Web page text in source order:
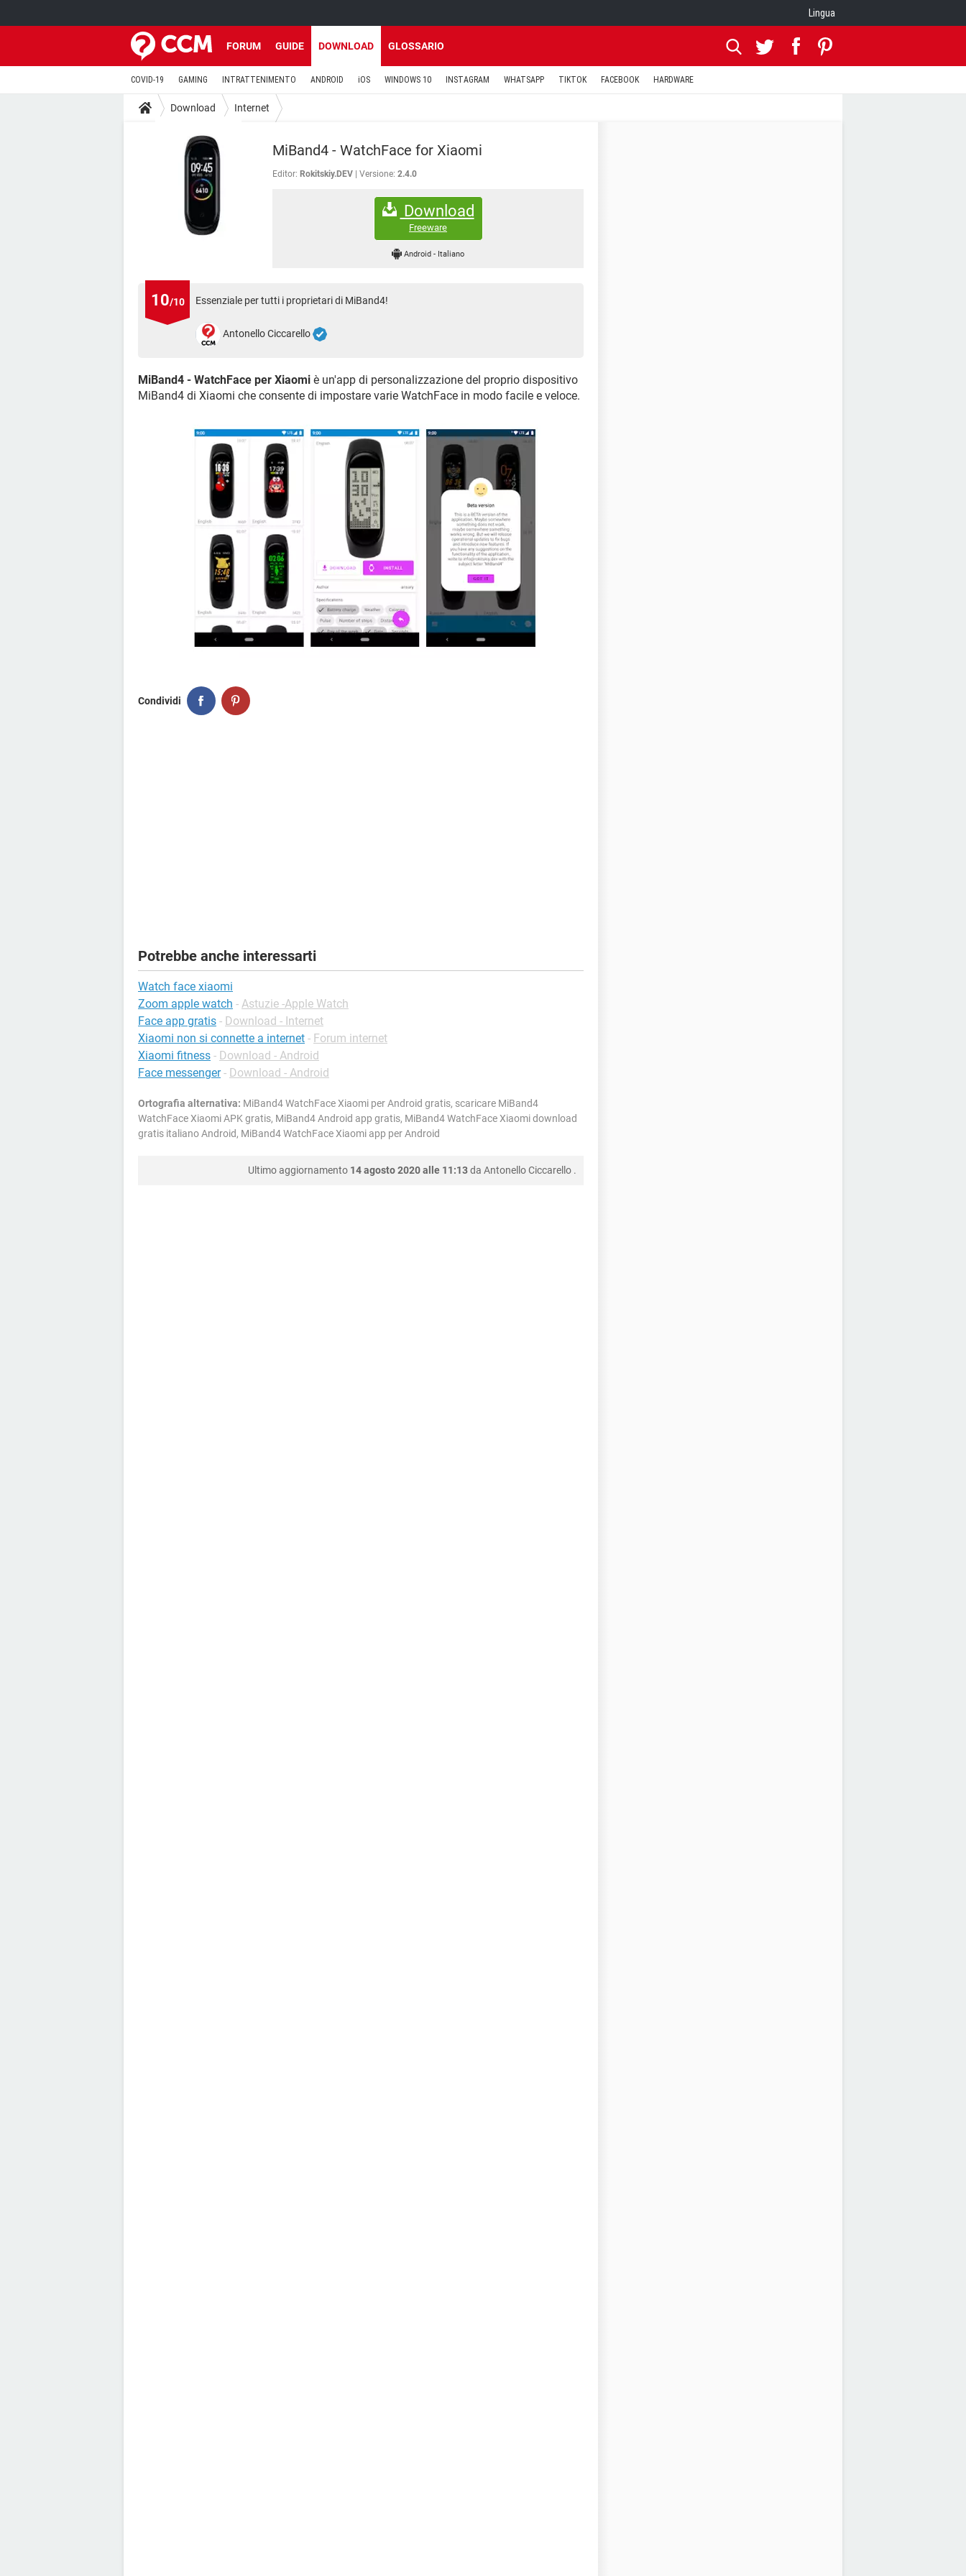
Lingua
FORUM GUIDE DOWNLOAD GLOSSARIO
COVID-19 GAMING INTRATTENIMENTO ANDROID iOS WINDOWS 10 INSTAGRAM WHATSAPP TIKTOK FACEBOOK HARDWARE
Download Internet
MiBand4 - WatchFace for Xiaomi
Editor: Rokitskiy.DEV Versione: 2.4.0
Download
Freeware
Android- Italiano
10/10 Essenziale per tutti i proprietari di MiBand4!
Antonello Ciccarello
MiBand4 - WatchFace per Xiaomi è un'app di personalizzazione del proprio dispositivo
MiBand4 di Xiaomi che consente di impostare varie WatchFace in modo facile e veloce.
Condividi
Potrebbe anche interessarti
Watch face xiaomi
Zoom apple watch - Astuzie -Apple Watch
Face app gratis - Download - Internet
Xiaomi non si connette a internet - Forum internet
Xiaomi fitness - Download - Android
Face messenger - Download - Android
Ortografia alternativa: MiBand4 WatchFace Xiaomi per Android gratis, scaricare MiBand4
WatchFace Xiaomi APK gratis, MiBand4 Android app gratis, MiBand4 WatchFace Xiaomi download
gratis italiano Android, MiBand4 WatchFace Xiaomi app per Android
Ultimo aggiornamento 14 agosto 2020 alle 11:13da Antonello Ciccarello .